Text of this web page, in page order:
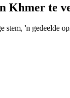
Khmer te
'n gedeelde